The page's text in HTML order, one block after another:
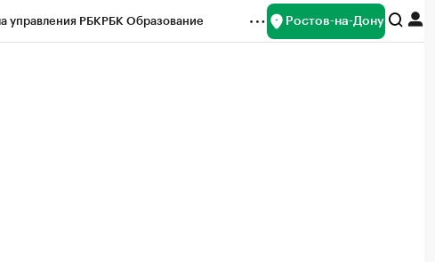
управления РБКРБК Образование Ростов-на-Дону